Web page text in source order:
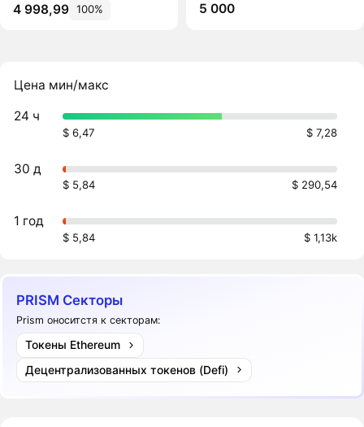
4 998,99 100%
5 000
Цена мин/макс
24 ч
$ 6,47 $ 7,28
30 д
$ 5,84 $ 290,54
1 год
$ 5,84 $ 1,13k
PRISM Секторы
Prism оноситстя к секторам:
Токены Ethereum
Децентрализованных токенов (Defi)